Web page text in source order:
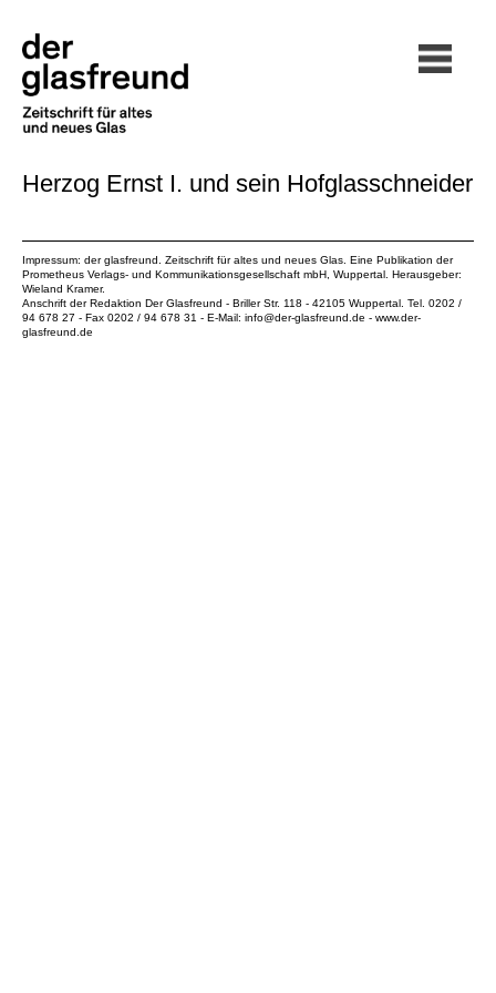
Herzog Ernst I. und sein Hofglasschneider
Impressum: der glasfreund. Zeitschrift für altes und neues Glas. Eine Publikation der
Prometheus Verlags- und Kommunikationsgesellschaft mbH , Wuppertal. Herausgeber:
Wieland Kramer.
Anschrift der Redaktion Der Glasfreund - Briller Str. 118 - 42105 Wuppertal. Tel. 0202 /
94 678 27 - Fax 0202 / 94 678 31 - E-Mail: info@der-glasfreund.de - www.der-
glasfreund.de